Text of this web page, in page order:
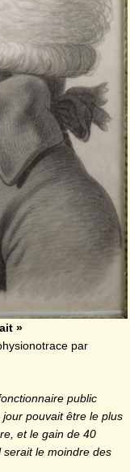
»
par
public
pouvait être le plus
et le gain de 40
serait le moindre des